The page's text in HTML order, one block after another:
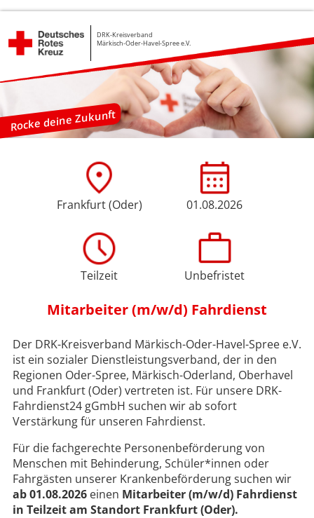
DRK-Kreisverband
Märkisch-Oder-Havel-Spree e.V.
Rocke deine Zukunft
Frankfurt (Oder) 01.08.2026
Teilzeit Unbefristet
Mitarbeiter (m/w/d) Fahrdienst
Der DRK-Kreisverband Märkisch-Oder-Havel-Spree e.V.
ist ein sozialer Dienstleistungsverband, der in den
Regionen Oder-Spree, Märkisch-Oderland, Oberhavel
und Frankfurt (Oder) vertreten ist. Für unsere DRK-
Fahrdienst24 gGmbH suchen wir ab sofort
Verstärkung für unseren Fahrdienst.
Für die fachgerechte Personenbeförderung von
Menschen mit Behinderung, Schüler*innen oder
Fahrgästen unserer Krankenbeförderung suchen wir
ab 01.08.2026einen Mitarbeiter (m/w/d) Fahrdienst
in Teilzeit am Standort Frankfurt (Oder).